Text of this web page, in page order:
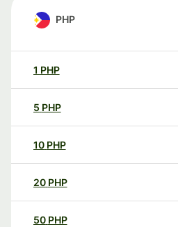
PHP
1 PHP
5 PHP
10 PHP
20 PHP
50 PHP